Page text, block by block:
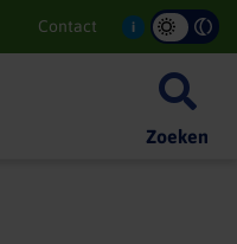
Contact i
Zoeken